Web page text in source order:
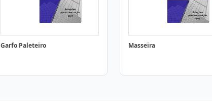
Garfo Paleteiro Masseira